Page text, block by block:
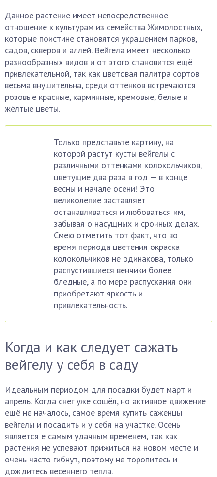
Данное растение имеет непосредственное
отношение к культурам из семейства Жимолостных,
которые поистине становятся украшением парков,
садов, скверов и аллей. Вейгела имеет несколько
разнообразных видов и от этого становится ещё
привлекательной, так как цветовая палитра сортов
весьма внушительна, среди оттенков встречаются
розовые красные, карминные, кремовые, белые и
жёлтые цветы.
Только представьте картину, на
которой растут кусты вейгелы с
различными оттенками колокольчиков,
цветущие два раза в год — в конце
весны и начале осени! Это
великолепие заставляет
останавливаться и любоваться им,
забывая о насущных и срочных делах.
Смею отметить тот факт, что во
время периода цветения окраска
колокольчиков не одинакова, только
распустившиеся венчики более
бледные, а по мере распускания они
приобретают яркость и
привлекательность.
Когда и как следует сажать
вейгелу у себя в саду
Идеальным периодом для посадки будет март и
апрель. Когда снег уже сошёл, но активное движение
ещё не началось, самое время купить саженцы
вейгелы и посадить и у себя на участке. Осень
является е самым удачным временем, так как
растения не успевают прижиться на новом месте и
очень часто гибнут, поэтому не торопитесь и
дождитесь весеннего тепла.